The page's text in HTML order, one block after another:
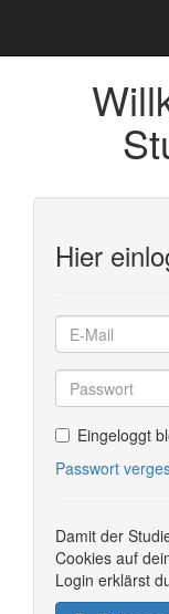
Hier
Eingeloggt
Passwort
Damit der
Cookies auf
Login erklärst